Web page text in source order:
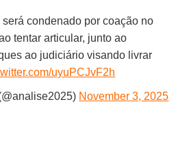
condenado por coação no
tentar articular, junto ao
ao judiciário visando livrar
uyuPCJvF2h
November 3, 2025